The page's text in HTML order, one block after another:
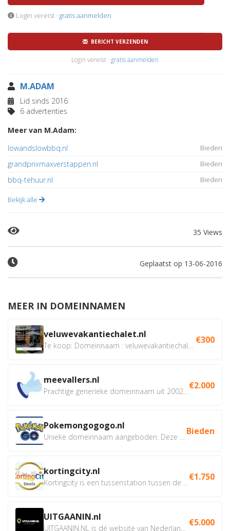
Login vereist · gratis aanmelden
BERICHT VERZENDEN
Login vereist · gratis aanmelden
M.ADAM
Lid sinds 2016
6 advertenties
Meer van M.Adam:
lowandslowbbq.nl
Bieden
grandprixmaxverstappen.nl Bieden
bbq-tehuur.nl Bieden
Bekijk alle
35 Views
Geplaatst op 13-06-2016
MEER IN DOMEINNAMEN
veluwevakantiechalet.nl €300
meevallers.nl €2.000
Pokemongogogo.nl Bieden
kortingcity.nl €1.750
UITGAANIN.nl €5.000